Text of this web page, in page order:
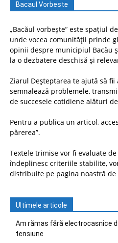
Bacaul Vorbeste
„Bacăul vorbește” este spațiul
unde vocea comunității prinde
opinii despre municipiul Bacău
la o dezbatere deschisă și
Ziarul Deșteptarea te ajută să
semnalează problemele,
de succesele cotidiene alături
Pentru a publica un articol,
părerea”.
Textele trimise vor fi evaluate
îndeplinesc criteriile stabilite,
distribuite pe pagina noastră de
Ultimele articole
Am rămas fără electrocasnice
tensiune